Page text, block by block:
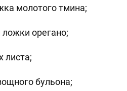
молотого тмина;
орегано;
листа;
бульона;